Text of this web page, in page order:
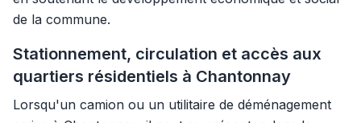
de la commune.
Stationnement, circulation et accès aux
quartiers résidentiels à Chantonnay
Lorsqu'un camion ou un utilitaire de déménagement